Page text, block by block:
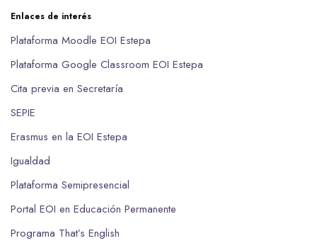
Enlaces de interés
Plataforma Moodle EOI Estepa
Plataforma Google Classroom EOI Estepa
Cita previa en Secretaría
SEPIE
Erasmus en la EOI Estepa
Igualdad
Plataforma Semipresencial
Portal EOI en Educación Permanente
Programa That’s English